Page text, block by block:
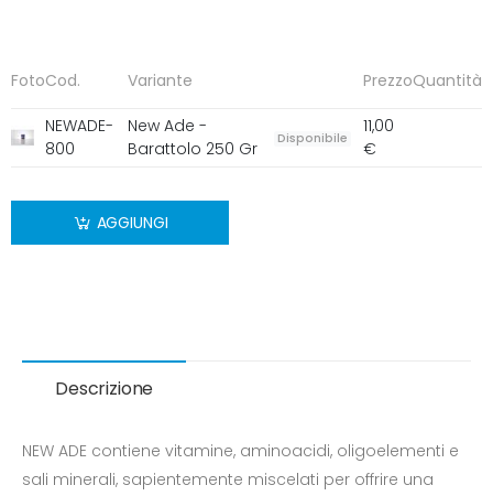
FotoCod. Variante PrezzoQuantità
NEWADE-
800
New Ade -
Barattolo 250 Gr
Disponibile
11,00
€
AGGIUNGI
Descrizione
NEW ADE contiene vitamine, aminoacidi, oligoelementi e
sali minerali, sapientemente miscelati per offrire una